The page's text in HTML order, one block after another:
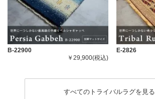
B-22900
￥29,900(税込)
E-2826
すべてのトライバルラグを見る